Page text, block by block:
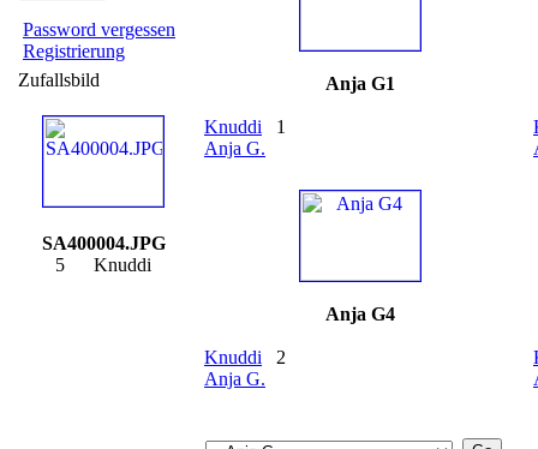
Password vergessen
Registrierung
Zufallsbild
SA400004.JPG
5 Knuddi
Anja G1
Knuddi
1
Anja G.
Anja G4
Knuddi
2
Anja G.